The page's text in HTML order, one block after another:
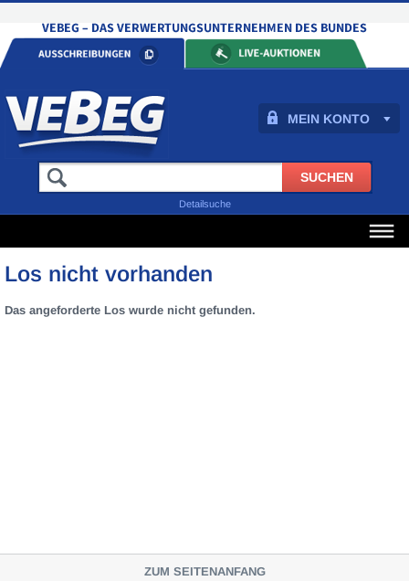
MEIN KONTO
Detailsuche
Los nicht vorhanden
Das angeforderte Los wurde nicht gefunden.
ZUM SEITENANFANG